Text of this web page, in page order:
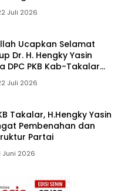
Juli 2026
Ucapkan Selamat
Dr. H. Hengky Yasin
DPC PKB Kab-Takalar
Juli 2026
Takalar, H.Hengky Yasin
Pembenahan dan
Partai
Juni 2026